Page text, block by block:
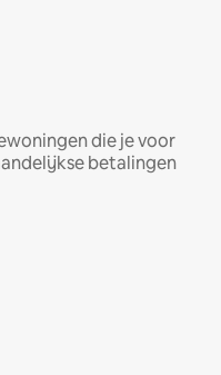
die je voor
betalingen